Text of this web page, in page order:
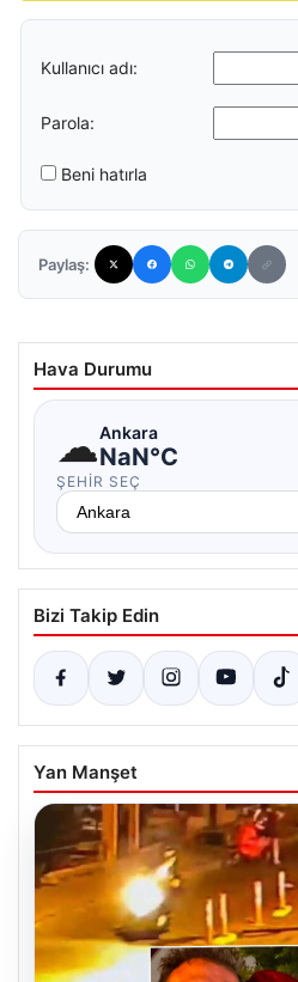
Kullanıcı adı:
Parola:
Beni hatırla
Paylaş:
Hava Durumu
☁Ankara
NaN°C
ŞEHIR SEÇ
Bizi Takip Edin
Yan Manşet